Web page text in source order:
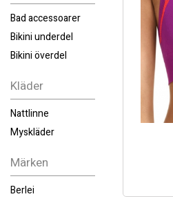
Bad accessoarer
Bikini underdel
Bikini överdel
Kläder
Nattlinne
Myskläder
Märken
Berlei